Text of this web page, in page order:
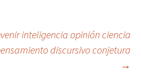
inteligencia opinión ciencia
discursivo conjetura
→